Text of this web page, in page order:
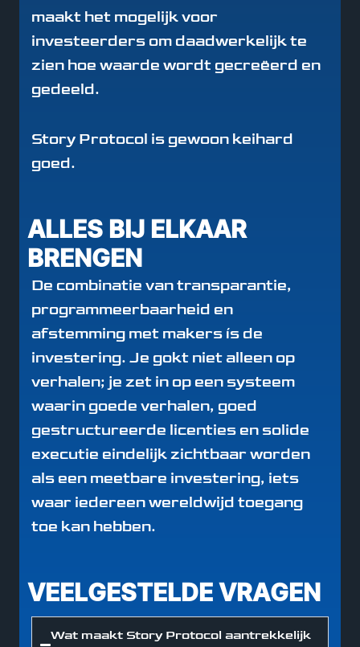
maakt het mogelijk voor
investeerders om daadwerkelijk te
zien hoe waarde wordt gecreëerd en
gedeeld.
Story Protocol is gewoon keihard
goed.
ALLES BIJ ELKAAR
BRENGEN
De combinatie van transparantie,
programmeerbaarheid en
afstemming met makers ís de
investering. Je gokt niet alleen op
verhalen; je zet in op een systeem
waarin goede verhalen, goed
gestructureerde licenties en solide
executie eindelijk zichtbaar worden
als een meetbare investering, iets
waar iedereen wereldwijd toegang
toe kan hebben.
VEELGESTELDE VRAGEN
Wat maakt Story Protocol aantrekkelijk